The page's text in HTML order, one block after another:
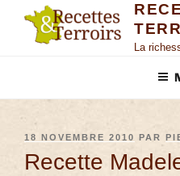
La
18 NOVEMBRE 2010 PAR
Recette